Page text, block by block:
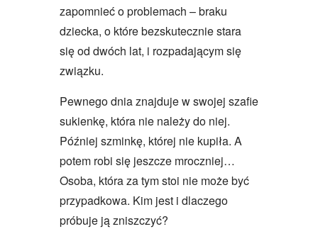
zapomnieć o problemach – braku
dziecka, o które bezskutecznie stara
się od dwóch lat, i rozpadającym się
związku.
Pewnego dnia znajduje w swojej szafie
sukienkę, która nie należy do niej.
Później szminkę, której nie kupiła. A
potem robi się jeszcze mroczniej…
Osoba, która za tym stoi nie może być
przypadkowa. Kim jest i dlaczego
próbuje ją zniszczyć?